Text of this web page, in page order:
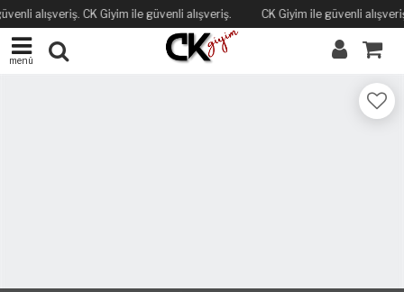
alışveriş. CK Giyim ile güvenli alışveriş. CK Giyim ile güvenli
menü